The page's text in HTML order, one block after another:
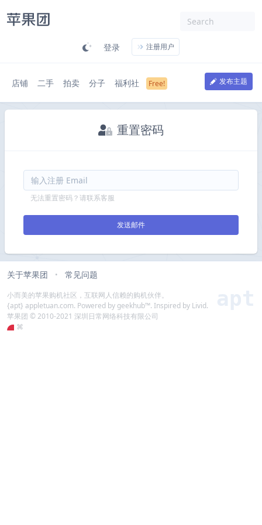
登录 注册用户
店铺 二手 拍卖 分子 福利社 发布主题
重置密码
无法重置密码？请联系客服
发送邮件
关于苹果团 • 常见问题
小而美的苹果购机社区，互联网人信赖的购机伙伴。
{apt} appletuan.com. Powered by geekhub™. Inspired by Livid.
苹果团 © 2010-2021 深圳日常网络科技有限公司
⌘